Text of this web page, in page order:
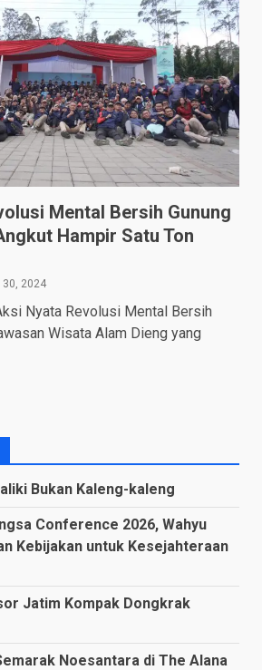
Mental Bersih Gunung
Hampir Satu Ton
2024
Nyata Revolusi Mental Bersih
Wisata Alam Dieng yang
Bukan Kaleng-kaleng
Conference 2026, Wahyu
Kebijakan untuk Kesejahteraan
Jatim Kompak Dongkrak
Noesantara di The Alana